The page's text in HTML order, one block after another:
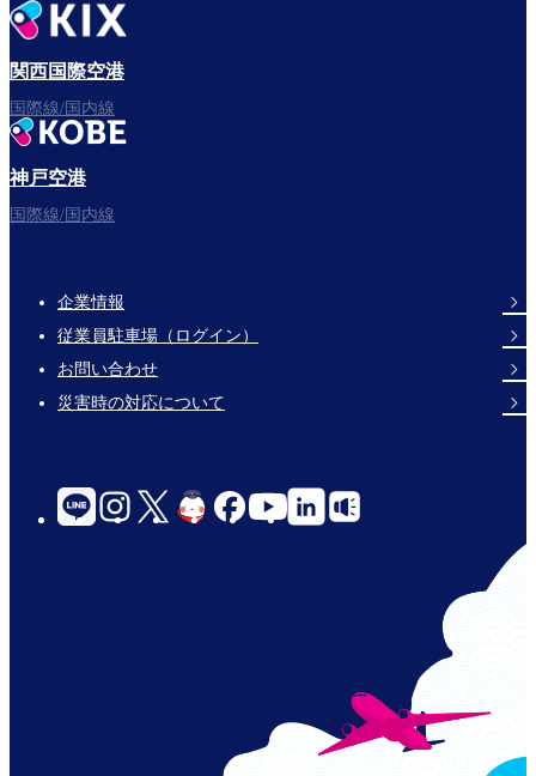
関西国際空港
国際線/国内線
神戸空港
国際線/国内線
Footer
Links
企業情報
従業員駐車場（ログイン）
お問い合わせ
災害時の対応について
social-
links-